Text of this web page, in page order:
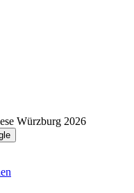
Würzburg 2026